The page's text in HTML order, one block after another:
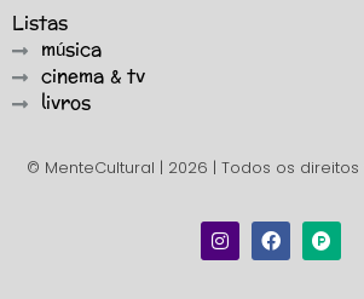
Listas
música
cinema & tv
livros
© MenteCultural | 2026 | Todos os